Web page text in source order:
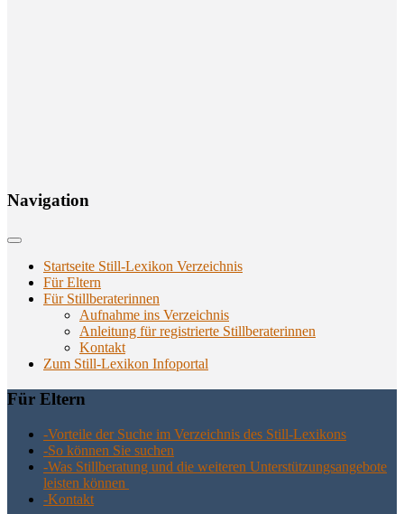
Navi­ga­ti­on
Startseite Still-Lexikon Verzeichnis
Für Eltern
Für Stillberaterinnen
Aufnahme ins Verzeichnis
Anlei­tung für regis­trier­te Stillberaterinnen
Kon­takt
Zum Still-Lexikon Infoportal
Für Eltern
-Vor­tei­le der Suche im Ver­zeich­nis des Still-Lexikons
-So kön­nen Sie suchen
-Was Still­be­ra­tung und die wei­te­ren Unter­stüt­zungs­an­ge­bo­te
leis­ten können
-Kon­takt